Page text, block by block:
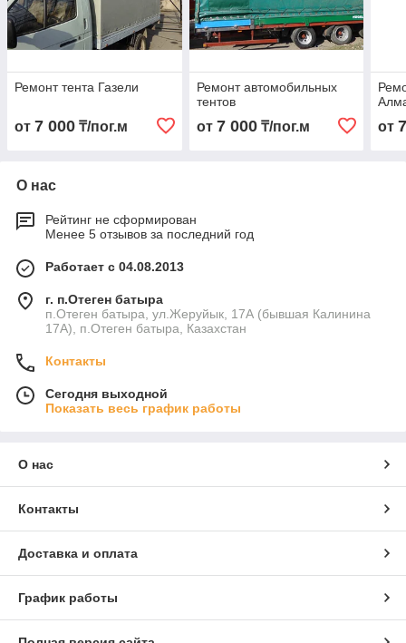
Ремонт тента Газели
от 7 000 ₸/пог.м
Ремонт автомобильных
тентов
от 7 000₸/пог.м от
О нас
Рейтинг не сформирован
Менее 5 отзывов за последний год
Работает с 04.08.2013
г. п.Отеген батыра
п.Отеген батыра, ул.Жеруйык, 17А (бывшая Калинина
17А), п.Отеген батыра, Казахстан
Контакты
Сегодня выходной
Показать весь график работы
О нас
Контакты
Доставка и оплата
График работы